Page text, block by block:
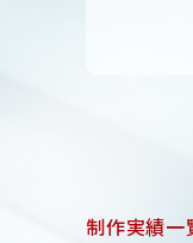
制作実績一